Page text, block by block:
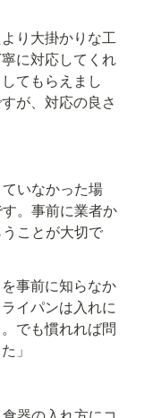
り大掛かりな工
に対応してくれ
てもらえまし
が、対応の良さ
いなかった場
。事前に業者か
ことが大切で
事前に知らなか
イパンは入れに
でも慣れれば問
」